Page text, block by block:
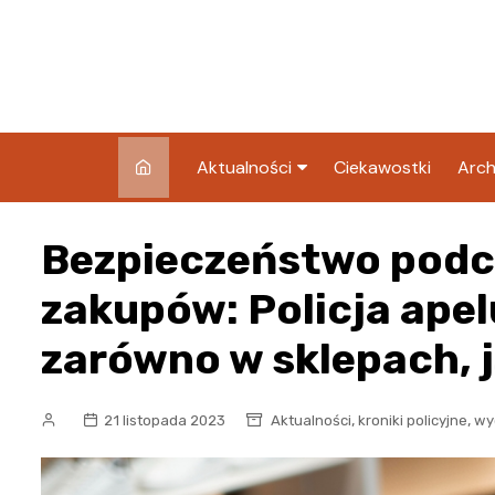
Aktualności
Blog
Ciekawostki
Bezpieczeństwo
zakupów: Policja
zarówno w sklepach,
21 listopada 2023 Aktualności, kroniki policyjne,